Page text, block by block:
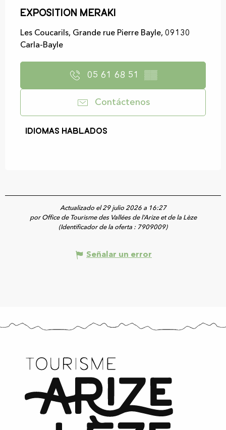
Exposition MERAKI
Les Coucarils, Grande rue Pierre Bayle, 09130
Carla-Bayle
05 61 68 51 ▒▒
Contáctenos
Idiomas hablados
Idiomas hablados
Actualizado el 29 julio 2026 a 16:27
por Office de Tourisme des Vallées de l’Arize et de la Lèze
(Identificador de la oferta : 7909009)
Señalar un error